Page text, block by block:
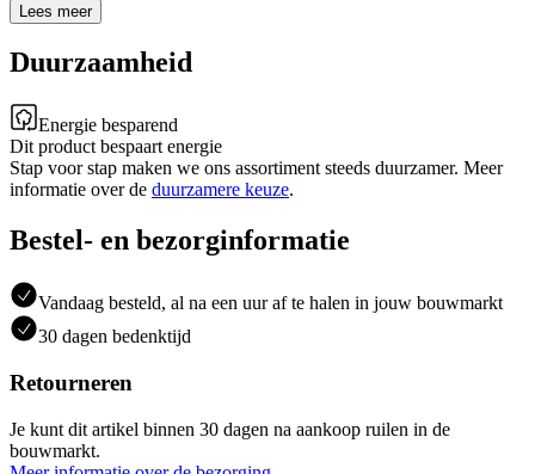
Lees meer
Duurzaamheid
Energie besparend
Dit product bespaart energie
Stap voor stap maken we ons assortiment steeds duurzamer. Meer
informatie over de duurzamere keuze.
Bestel- en bezorginformatie
Vandaag besteld, al na een uur af te halen in jouw bouwmarkt
30 dagen bedenktijd
Retourneren
Je kunt dit artikel binnen 30 dagen na aankoop ruilen in de
bouwmarkt.